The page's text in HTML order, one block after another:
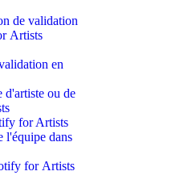
de validation
Artists
en
d'artiste ou de
for Artists
l'équipe dans
for Artists